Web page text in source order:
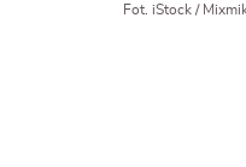
Fot. iStock /